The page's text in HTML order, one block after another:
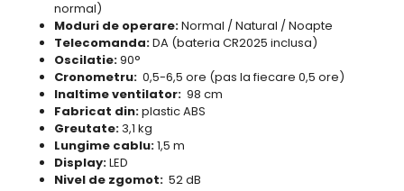
normal)
Moduri de operare:Normal / Natural / Noapte
Telecomanda:DA (bateria CR2025 inclusa)
Oscilatie:90°
Cronometru: 0,5-6,5 ore (pas la fiecare 0,5 ore)
Inaltime ventilator: 98 cm
Fabricat din:plastic ABS
Greutate:3,1 kg
Lungime cablu:1,5 m
Display:LED
Nivel de zgomot: 52 dB